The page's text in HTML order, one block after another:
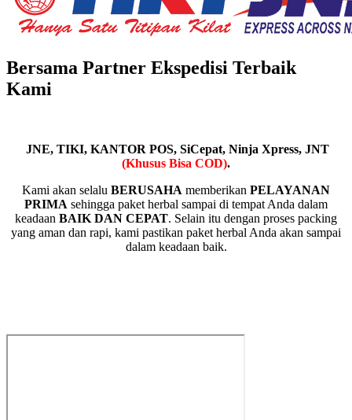
Bersama Partner Ekspedisi Terbaik
Kami
JNE, TIKI, KANTOR POS, SiCepat, Ninja Xpress, JNT
(Khusus Bisa COD).
Kami akan selalu BERUSAHA memberikan PELAYANAN
PRIMA sehingga paket herbal sampai di tempat Anda dalam
keadaan BAIK DAN CEPAT. Selain itu dengan proses packing
yang aman dan rapi, kami pastikan paket herbal Anda akan sampai
dalam keadaan baik.